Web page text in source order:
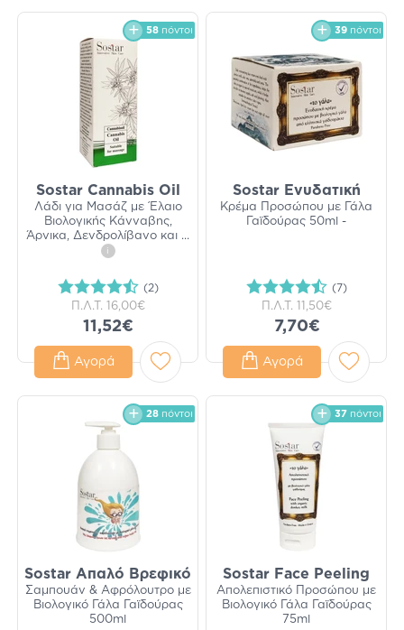
58 πόντοι
Sostar Cannabis Oil
Λάδι για Μασάζ με Έλαιο
Βιολογικής Κάνναβης,
Άρνικα, Δενδρολίβανο και ...
i
(2)
Π.Λ.Τ. 16,00€
11,52€
Αγορά
39 πόντοι
Sostar Ενυδατική
Κρέμα Προσώπου με Γάλα
Γαϊδούρας 50ml -
(7)
Π.Λ.Τ. 11,50€
7,70€
Αγορά
28 πόντοι
Sostar Απαλό Βρεφικό
Σαμπουάν & Αφρόλουτρο με
Βιολογικό Γάλα Γαϊδούρας
500ml
37 πόντοι
Sostar Face Peeling
Απολεπιστικό Προσώπου με
Βιολογικό Γάλα Γαϊδούρας
75ml